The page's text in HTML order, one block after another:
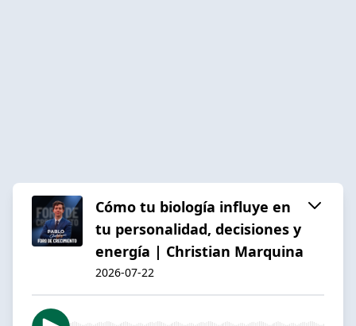
Cómo tu biología influye en
tu personalidad, decisiones y
energía | Christian Marquina
2026-07-22